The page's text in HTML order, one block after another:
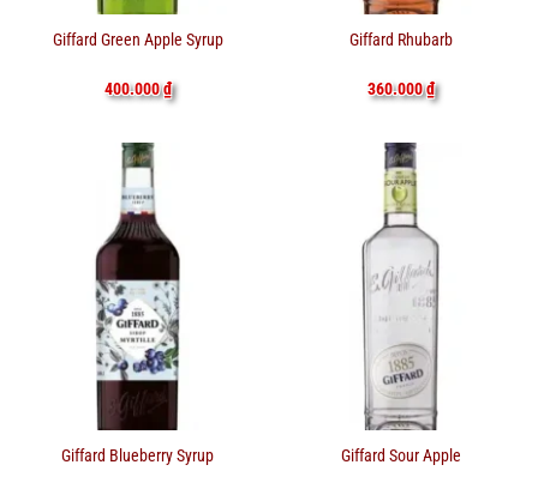
Giffard Green Apple Syrup
400.000₫
Giffard Rhubarb
360.000₫
Giffard Blueberry Syrup Giffard Sour Apple